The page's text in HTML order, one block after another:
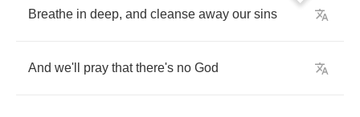
Breathe in deep, and cleanse away our sins
And we'll pray that there's no God